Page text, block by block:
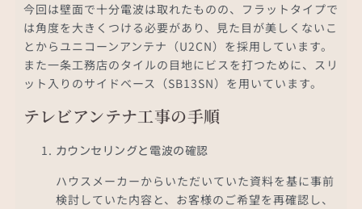
今回は壁面で十分電波は取れたものの、フラットタイプで
は角度を大きくつける必要があり、見た目が美しくないこ
とからユニコーンアンテナ（U2CN）を採用しています。
また一条工務店のタイルの目地にビスを打つために、スリ
ット入りのサイドベース（SB13SN）を用いています。
テレビアンテナ工事の手順
カウンセリングと電波の確認
ハウスメーカーからいただいていた資料を基に事前
検討していた内容と、お客様のご希望を再確認し、